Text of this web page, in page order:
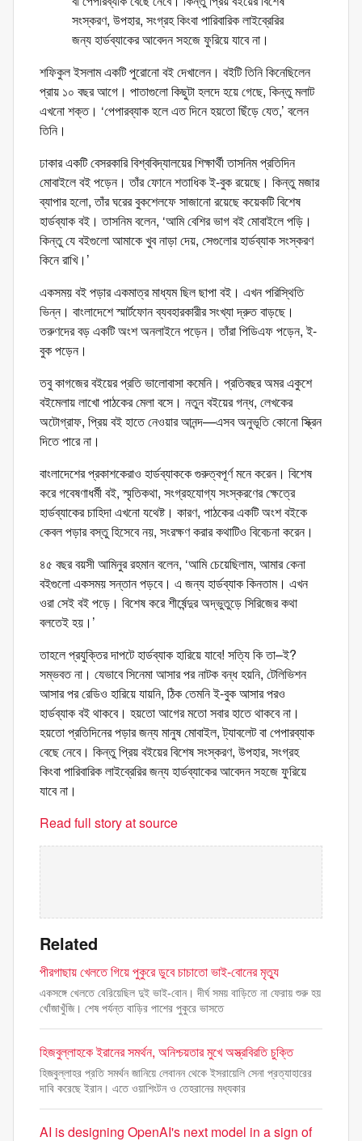
সংস্করণ, উপহার, সংগ্রহ কিংবা পারিবারিক লাইব্রেরির
জন্য হার্ডব্যাকের আবেদন সহজে ফুরিয়ে যাবে না।
শফিকুল ইসলাম একটি পুরোনো বই দেখালেন। বইটি তিনি কিনেছিলেন
প্রায় ১০ বছর আগে। পাতাগুলো কিছুটা হলদে হয়ে গেছে, কিন্তু মলাট
এখনো শক্ত। ‘পেপারব্যাক হলে এত দিনে হয়তো ছিঁড়ে যেত,’ বলেন
তিনি।
ঢাকার একটি বেসরকারি বিশ্ববিদ্যালয়ের শিক্ষার্থী তাসনিম প্রতিদিন
মোবাইলে বই পড়েন। তাঁর ফোনে শতাধিক ই-বুক রয়েছে। কিন্তু মজার
ব্যাপার হলো, তাঁর ঘরের বুকশেলফে সাজানো রয়েছে কয়েকটি বিশেষ
হার্ডব্যাক বই। তাসনিম বলেন, ‘আমি বেশির ভাগ বই মোবাইলে পড়ি।
কিন্তু যে বইগুলো আমাকে খুব নাড়া দেয়, সেগুলোর হার্ডব্যাক সংস্করণ
কিনে রাখি।’
একসময় বই পড়ার একমাত্র মাধ্যম ছিল ছাপা বই। এখন পরিস্থিতি
ভিন্ন। বাংলাদেশে স্মার্টফোন ব্যবহারকারীর সংখ্যা দ্রুত বাড়ছে।
তরুণদের বড় একটি অংশ অনলাইনে পড়েন। তাঁরা পিডিএফ পড়েন, ই-
বুক পড়েন।
তবু কাগজের বইয়ের প্রতি ভালোবাসা কমেনি। প্রতিবছর অমর একুশে
বইমেলায় লাখো পাঠকের মেলা বসে। নতুন বইয়ের গন্ধ, লেখকের
অটোগ্রাফ, প্রিয় বই হাতে নেওয়ার আনন্দ—এসব অনুভূতি কোনো স্ক্রিন
দিতে পারে না।
বাংলাদেশের প্রকাশকেরাও হার্ডব্যাককে গুরুত্বপূর্ণ মনে করেন। বিশেষ
করে গবেষণাধর্মী বই, স্মৃতিকথা, সংগ্রহযোগ্য সংস্করণের ক্ষেত্রে
হার্ডব্যাকের চাহিদা এখনো যথেষ্ট। কারণ, পাঠকের একটি অংশ বইকে
কেবল পড়ার বস্তু হিসেবে নয়, সংরক্ষণ করার কথাটিও বিবেচনা করেন।
৪৫ বছর বয়সী আমিনুর রহমান বলেন, ‘আমি চেয়েছিলাম, আমার কেনা
বইগুলো একসময় সন্তান পড়বে। এ জন্য হার্ডব্যাক কিনতাম। এখন
ওরা সেই বই পড়ে। বিশেষ করে শীর্ষেন্দুর অদ্ভুতুড়ে সিরিজের কথা
বলতেই হয়।’
তাহলে প্রযুক্তির দাপটে হার্ডব্যাক হারিয়ে যাবে! সত্যি কি তা–ই?
সম্ভবত না। যেভাবে সিনেমা আসার পর নাটক বন্ধ হয়নি, টেলিভিশন
আসার পর রেডিও হারিয়ে যায়নি, ঠিক তেমনি ই-বুক আসার পরও
হার্ডব্যাক বই থাকবে। হয়তো আগের মতো সবার হাতে থাকবে না।
হয়তো প্রতিদিনের পড়ার জন্য মানুষ মোবাইল, ট্যাবলেট বা পেপারব্যাক
বেছে নেবে। কিন্তু প্রিয় বইয়ের বিশেষ সংস্করণ, উপহার, সংগ্রহ
কিংবা পারিবারিক লাইব্রেরির জন্য হার্ডব্যাকের আবেদন সহজে ফুরিয়ে
যাবে না।
Read full story at source
Related
পীরগাছায় খেলতে গিয়ে পুকুরে ডুবে চাচাতো ভাই-বোনের মৃত্যু
একসঙ্গে খেলতে বেরিয়েছিল দুই ভাই-বোন। দীর্ঘ সময় বাড়িতে না ফেরায় শুরু হয়
খোঁজাখুঁজি। শেষ পর্যন্ত বাড়ির পাশের পুকুরে ভাসতে
হিজবুল্লাহকে ইরানের সমর্থন, অনিশ্চয়তার মুখে অস্ত্রবিরতি চুক্তি
হিজবুল্লাহর প্রতি সমর্থন জানিয়ে লেবানন থেকে ইসরায়েলি সেনা প্রত্যাহারের
দাবি করেছে ইরান। এতে ওয়াশিংটন ও তেহরানের মধ্যকার
AI is designing OpenAI's next model in a sign of